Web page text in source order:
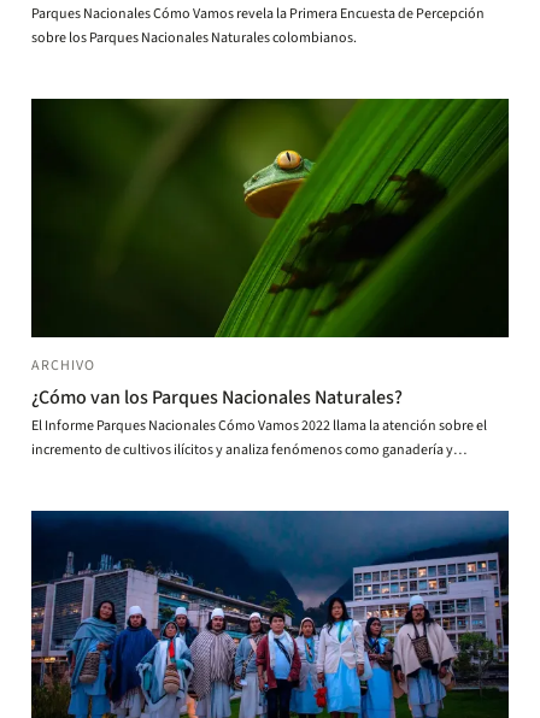
Parques Nacionales Cómo Vamos revela la Primera Encuesta de Percepción
sobre los Parques Nacionales Naturales colombianos.
ARCHIVO
¿Cómo van los Parques Nacionales Naturales?
El Informe Parques Nacionales Cómo Vamos 2022 llama la atención sobre el
incremento de cultivos ilícitos y analiza fenómenos como ganadería y